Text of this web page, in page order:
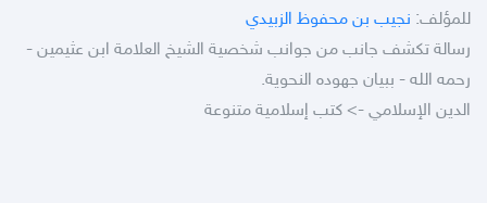
للمؤلف: نجيب بن محفوظ الزبيدي
رسالة تكشف جانب من جوانب شخصية الشيخ العلامة ابن عثيمين -
رحمه الله - ببيان جهوده النحوية.
الدين الإسلامي -> كتب إسلامية متنوعة